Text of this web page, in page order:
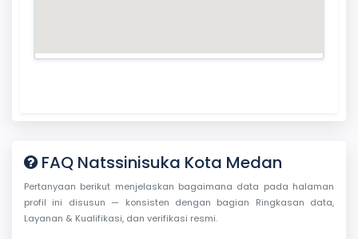
FAQ Natssinisuka Kota Medan
Pertanyaan berikut menjelaskan bagaimana data pada halaman
profil ini disusun — konsisten dengan bagian Ringkasan data,
Layanan & Kualifikasi, dan verifikasi resmi.